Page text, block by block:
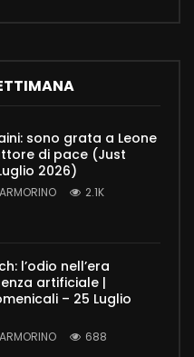
sono grata a Leone
di pace (Just
2026)
2.1K
l’odio nell’era
artificiale |
– 25 Luglio
688